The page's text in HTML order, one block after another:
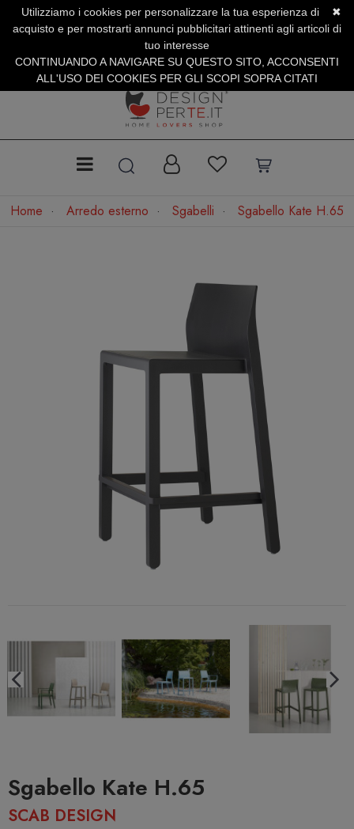
SERVIZIO CLIENTI +39.0773.470.562
SUMMER SALES | Fino al 31 Agosto
Home Arredo esterno Sgabelli Sgabello Kate H.65
Sgabello Kate H.65
SCAB DESIGN
✖
Utilizziamo i cookies per personalizzare la tua esperienza di
acquisto e per mostrarti annunci pubblicitari attinenti agli articoli di
tuo interesse
CONTINUANDO A NAVIGARE SU QUESTO SITO, ACCONSENTI
ALL'USO DEI COOKIES PER GLI SCOPI SOPRA CITATI